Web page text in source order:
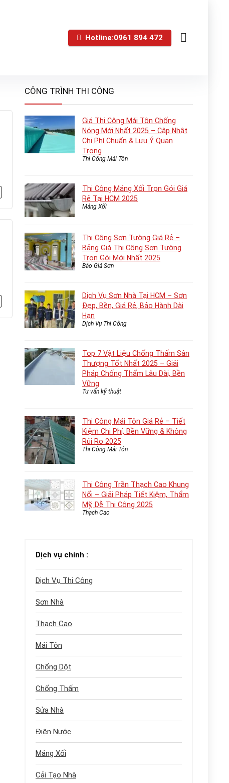
Hotline:0961 894 472
CÔNG TRÌNH THI CÔNG
Giá Thi Công Mái Tôn Chống
Nóng Mới Nhất 2025 – Cập Nhật
Chi Phí Chuẩn & Lưu Ý Quan
Trọng
Thi Công Mái Tôn
Thi Công Máng Xối Trọn Gói Giá
Rẻ Tại HCM 2025
Máng Xối
Thi Công Sơn Tường Giá Rẻ –
Bảng Giá Thi Công Sơn Tường
Trọn Gói Mới Nhất 2025
Báo Giá Sơn
Dịch Vụ Sơn Nhà Tại HCM – Sơn
Đẹp, Bền, Giá Rẻ, Bảo Hành Dài
Hạn
Dịch Vụ Thi Công
Top 7 Vật Liệu Chống Thấm Sân
Thượng Tốt Nhất 2025 – Giải
Pháp Chống Thấm Lâu Dài, Bền
Vững
Tư vấn kỹ thuật
Thi Công Mái Tôn Giá Rẻ – Tiết
Kiệm Chi Phí, Bền Vững & Không
Rủi Ro 2025
Thi Công Mái Tôn
Thi Công Trần Thạch Cao Khung
Nổi – Giải Pháp Tiết Kiệm, Thẩm
Mỹ, Dễ Thi Công 2025
Thạch Cao
Dịch vụ chính :
Dịch Vụ Thi Công
Sơn Nhà
Thạch Cao
Mái Tôn
Chống Dột
Chống Thấm
Sửa Nhà
Điện Nước
Máng Xối
Cải Tạo Nhà